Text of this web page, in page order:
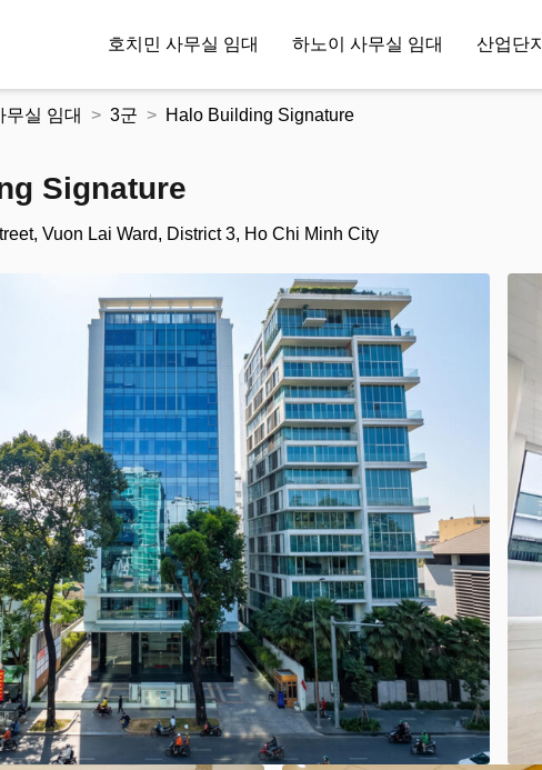
호치민 사무실 임대 하노이 사무실 임대 산업단지
무실 임대 3군 Halo Building Signature
Signature
Vuon Lai Ward, District 3, Ho Chi Minh City